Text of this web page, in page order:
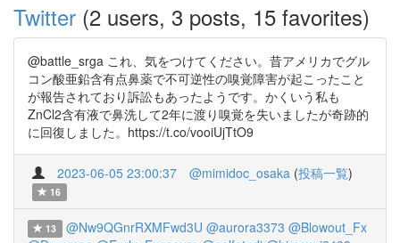
Twitter (2 users, 3 posts, 15 favorites)
@battle_srga これ、気をつけてください。昔アメリカでグル
コン酸亜鉛含有点鼻薬で不可逆性の嗅覚障害が起こったこと
が報告されており訴訟もあったようです。かくいう私も
ZnCl2含有液で鼻洗して2年に渡り嗅覚を失いましたが奇跡的
に回復しました。https://t.co/vooiUjTtO9
2023-06-05 23:00:37 @mimidoc_osaka (投稿一覧)
16
13 @Nw9QGnrRXMFwd3U @aurora3373 @Blowout_Fx